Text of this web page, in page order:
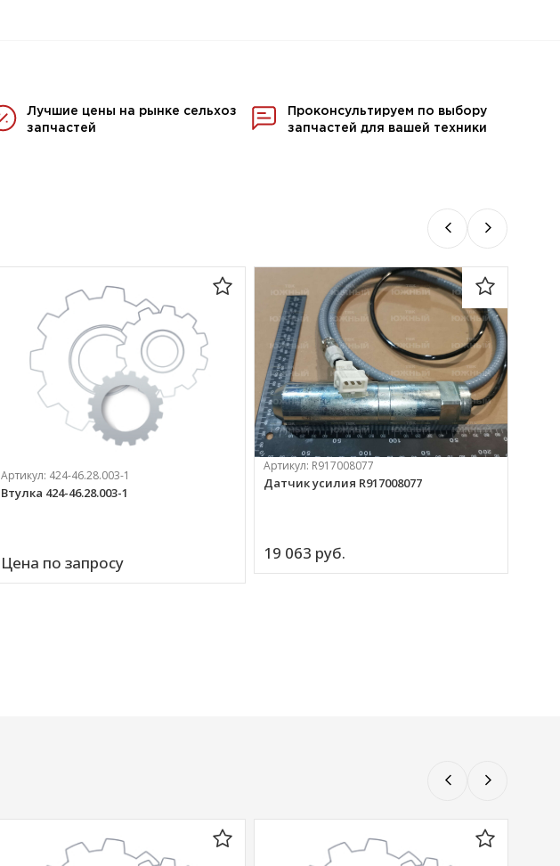
Лучшие цены на рынке сельхоз
запчастей
Проконсультируем по выбору
запчастей для вашей техники
Артикул: 424-46.28.003-1
Втулка 424-46.28.003-1
Цена по запросу
Артикул: R917008077
Датчик усилия R917008077
19 063 руб.